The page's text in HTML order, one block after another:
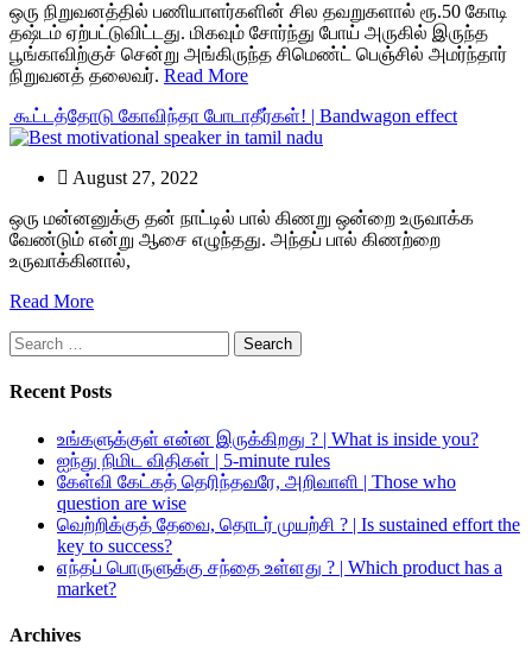
ஒரு நிறுவனத்தில் பணியாளர்களின் சில தவறுகளால் ரூ.50 கோடி
தஷ்டம் ஏற்பட்டுவிட்டது. மிகவும் சோர்ந்து போய் அருகில் இருந்த
பூங்காவிற்குச் சென்று அங்கிருந்த சிமெண்ட் பெஞ்சில் அமர்ந்தார்
நிறுவனத் தலைவர். Read More
கூட்டத்தோடு கோவிந்தா போடாதீர்கள்! | Bandwagon effect
August 27, 2022
ஒரு மன்னனுக்கு தன் நாட்டில் பால் கிணறு ஒன்றை உருவாக்க
வேண்டும் என்று ஆசை எழுந்தது. அந்தப் பால் கிணற்றை
உருவாக்கினால்,
Read More
Search
for:
Recent Posts
உங்களுக்குள் என்ன இருக்கிறது ? | What is inside you?
ஐந்து நிமிட விதிகள் | 5-minute rules
கேள்வி கேட்கத் தெரிந்தவரே, அறிவாளி | Those who
question are wise
வெற்றிக்குத் தேவை, தொடர் முயற்சி ? | Is sustained effort the
key to success?
எந்தப் பொருளுக்கு சந்தை உள்ளது ? | Which product has a
market?
Archives